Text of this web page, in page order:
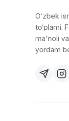
O‘zbek
to‘plami.
ma'noli
yordam